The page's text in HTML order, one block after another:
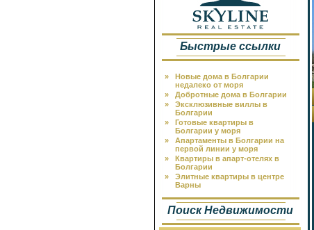
Быстрые ссылки
»
Новые дома в Болгарии
недалеко от моря
»
Добротные дома в Болгарии
»
Эксклюзивные виллы в
Болгарии
»
Готовые квартиры в
Болгарии у моря
»
Апартаменты в Болгарии на
первой линии у моря
»
Квартиры в апарт-отелях в
Болгарии
»
Элитные квартиры в центре
Варны
Поиск Недвижимости